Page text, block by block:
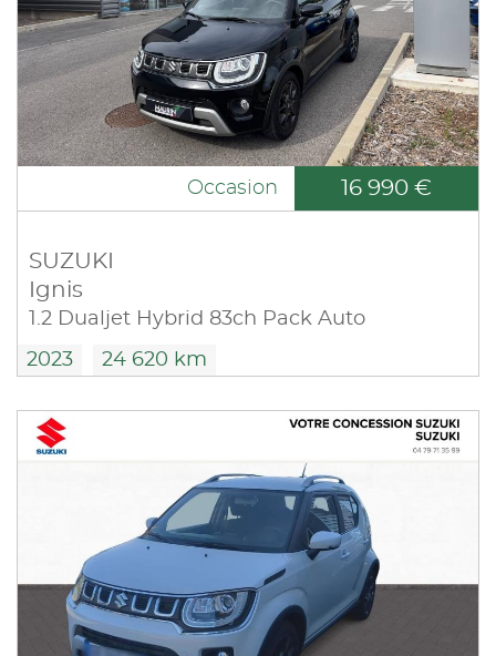
Occasion 16 990 €
SUZUKI
Ignis
1.2 Dualjet Hybrid 83ch Pack Auto
2023 24 620 km